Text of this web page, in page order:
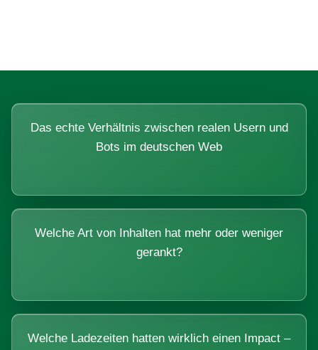
Das echte Verhältnis zwischen realen Usern und
Bots im deutschen Web
Welche Art von Inhalten hat mehr oder weniger
gerankt?
Welche Ladezeiten hatten wirklich einen Impact –